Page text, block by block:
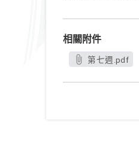
相關附件
第七週.pdf